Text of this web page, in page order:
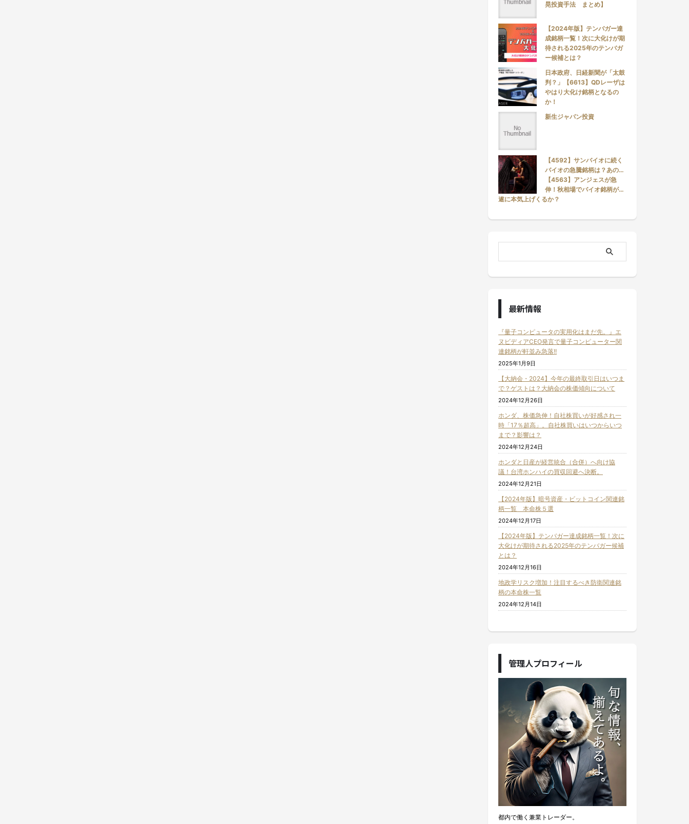
晃投資手法 まとめ】
【2024年版】テンバガー達
成銘柄一覧！次に大化けが期
待される2025年のテンバガ
ー候補とは？
日本政府、日経新聞が「太鼓
判？」【6613】QDレーザは
やはり大化け銘柄となるの
か！
新生ジャパン投資
【4592】サンバイオに続く
バイオの急騰銘柄は？あの…
【4563】アンジェスが急
伸！秋相場でバイオ銘柄が…
遂に本気上げくるか？
最新情報
『量子コンピュータの実用化はまだ先。』エ
ヌビディアCEO発言で量子コンピューター関
連銘柄が軒並み急落!!
2025年1月9日
【大納会・2024】今年の最終取引日はいつま
で？ゲストは？大納会の株価傾向について
2024年12月26日
ホンダ、株価急伸！自社株買いが好感され一
時「17％超高」。自社株買いはいつからいつ
まで？影響は？
2024年12月24日
ホンダと日産が経営統合（合併）へ向け協
議！台湾ホンハイの買収回避へ決断。
2024年12月21日
【2024年版】暗号資産・ビットコイン関連銘
柄一覧 本命株５選
2024年12月17日
【2024年版】テンバガー達成銘柄一覧！次に
大化けが期待される2025年のテンバガー候補
とは？
2024年12月16日
地政学リスク増加！注目するべき防衛関連銘
柄の本命株一覧
2024年12月14日
管理人プロフィール
都内で働く兼業トレーダー。